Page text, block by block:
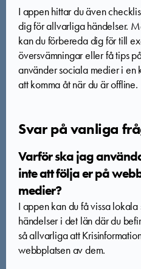
I appen hittar du även
dig för allvarliga händelser.
kan du förbereda dig för till
översvämningar eller få tips
använder sociala medier i en
att komma åt när du är offline.
Svar på vanliga
Varför ska jag
inte att följa er på
medier?
I appen kan du få vissa lokala
händelser i det län där du
så allvarliga att
webbplatsen av dem.